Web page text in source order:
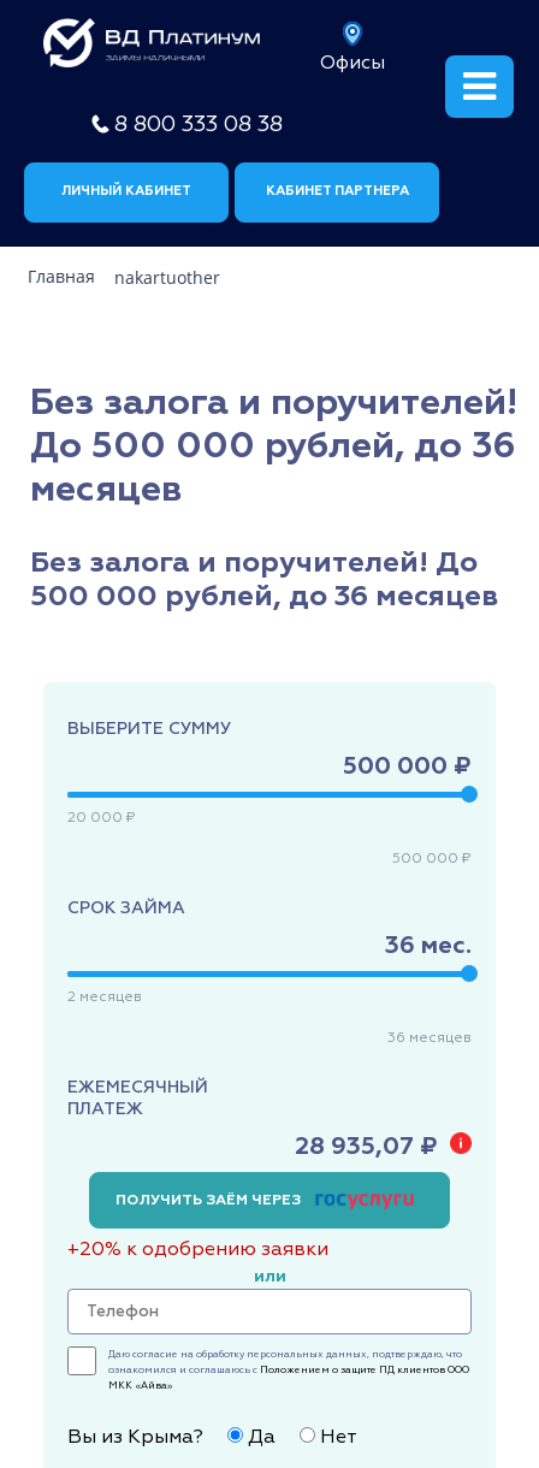
Офисы
8 800 333 08 38
ЛИЧНЫЙ КАБИНЕТ КАБИНЕТ ПАРТНЕРА
Главная nakartuother
Без залога и поручителей!
До 500 000 рублей, до 36
месяцев
Без залога и поручителей! До
500 000 рублей, до 36 месяцев
ВЫБЕРИТЕ СУММУ
500 000 ₽
20 000 ₽
500 000 ₽
СРОК ЗАЙМА
36 мес.
2 месяцев
36 месяцев
ЕЖЕМЕСЯЧНЫЙ
ПЛАТЕЖ
28 935,07 ₽
ПОЛУЧИТЬ ЗАЁМ ЧЕРЕЗ
+20% к одобрению заявки
или
Даю согласие на обработку персональных данных, подтверждаю, что
ознакомился и соглашаюсь с Положением о защите ПД клиентов ООО
МКК «Айва»
Вы из Крыма? Да Нет